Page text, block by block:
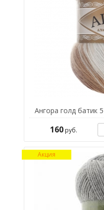
Ангора голд батик
160руб.
Акция